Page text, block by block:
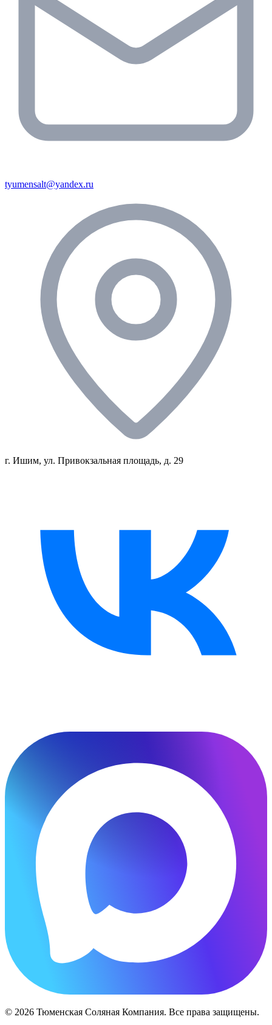
tyumensalt@yandex.ru
г. Ишим, ул. Привокзальная площадь, д. 29
© 2026 Тюменская Соляная Компания. Все права защищены.